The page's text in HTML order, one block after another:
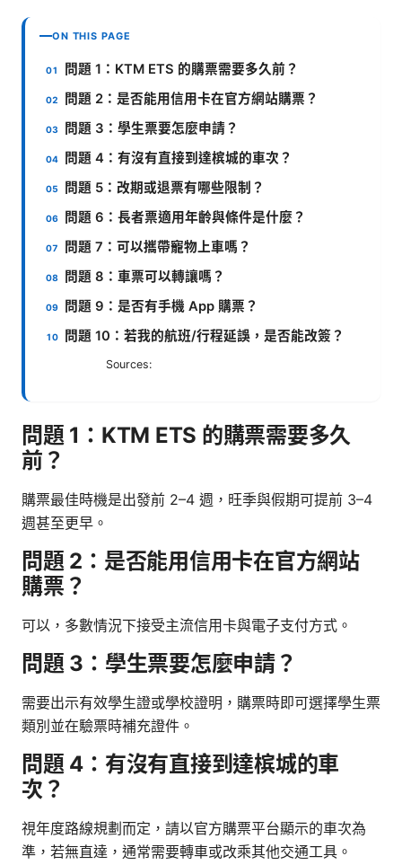
ON THIS PAGE
問題 1：KTM ETS 的購票需要多久前？
問題 2：是否能用信用卡在官方網站購票？
問題 3：學生票要怎麼申請？
問題 4：有沒有直接到達槟城的車次？
問題 5：改期或退票有哪些限制？
問題 6：長者票適用年齡與條件是什麼？
問題 7：可以攜帶寵物上車嗎？
問題 8：車票可以轉讓嗎？
問題 9：是否有手機 App 購票？
問題 10：若我的航班/行程延誤，是否能改簽？
Sources:
問題 1：KTM ETS 的購票需要多久
前？
購票最佳時機是出發前 2–4 週，旺季與假期可提前 3–4
週甚至更早。
問題 2：是否能用信用卡在官方網站
購票？
可以，多數情況下接受主流信用卡與電子支付方式。
問題 3：學生票要怎麼申請？
需要出示有效學生證或學校證明，購票時即可選擇學生票
類別並在驗票時補充證件。
問題 4：有沒有直接到達槟城的車
次？
視年度路線規劃而定，請以官方購票平台顯示的車次為
準，若無直達，通常需要轉車或改乘其他交通工具。